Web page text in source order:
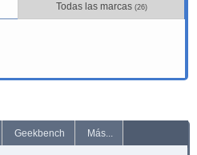
Todas las marcas (26)
Geekbench Más...